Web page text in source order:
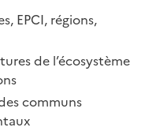
EPCI, régions,
de l’écosystème
communs